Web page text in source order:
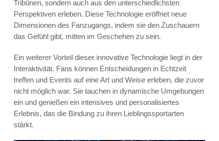
Tribünen, sondern auch aus den unterschiedlichsten
Perspektiven erleben. Diese Technologie eröffnet neue
Dimensionen des Fanzugangs, indem sie den Zuschauern
das Gefühl gibt, mitten im Geschehen zu sein.
Ein weiterer Vorteil dieser innovative Technologie liegt in der
Interaktivität. Fans können Entscheidungen in Echtzeit
treffen und Events auf eine Art und Weise erleben, die zuvor
nicht möglich war. Sie tauchen in dynamische Umgebungen
ein und genießen ein intensives und personalisiertes
Erlebnis, das die Bindung zu ihren Lieblingssportarten
stärkt.